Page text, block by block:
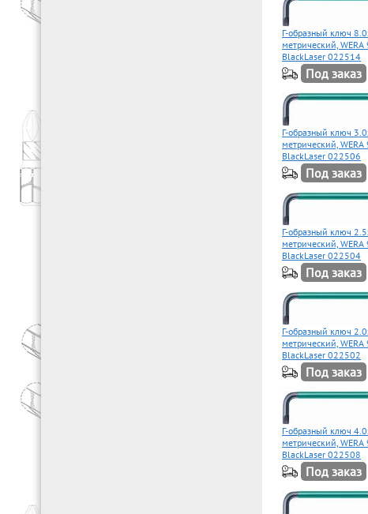
Г-образный ключ
метрический, WERA
BlackLaser 022514
Под заказ
Г-образный ключ
метрический, WERA
BlackLaser 022506
Под заказ
Г-образный ключ
метрический, WERA
BlackLaser 022504
Под заказ
Г-образный ключ
метрический, WERA
BlackLaser 022502
Под заказ
Г-образный ключ
метрический, WERA
BlackLaser 022508
Под заказ